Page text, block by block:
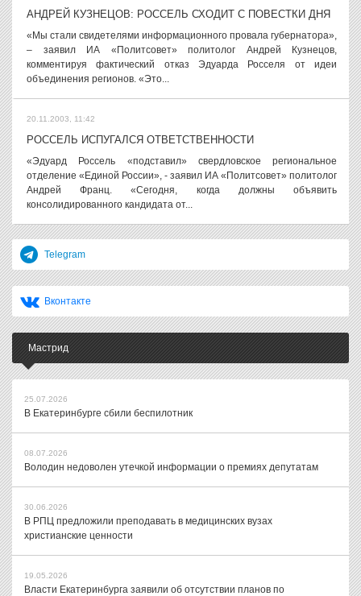
АНДРЕЙ КУЗНЕЦОВ: РОССЕЛЬ СХОДИТ С ПОВЕСТКИ ДНЯ
«Мы стали свидетелями информационного провала губернатора»,
– заявил ИА «Политсовет» политолог Андрей Кузнецов,
комментируя фактический отказ Эдуарда Росселя от идеи
объединения регионов. «Это...
20.11.2003, 11:42
РОССЕЛЬ ИСПУГАЛСЯ ОТВЕТСТВЕННОСТИ
«Эдуард Россель «подставил» свердловское региональное
отделение «Единой России», - заявил ИА «Политсовет» политолог
Андрей Франц. «Сегодня, когда должны объявить
консолидированного кандидата от...
Telegram
Вконтакте
Мастрид
25.07.2026
В Екатеринбурге сбили беспилотник
08.07.2026
Володин недоволен утечкой информации о премиях депутатам
30.06.2026
В РПЦ предложили преподавать в медицинских вузах
христианские ценности
19.05.2026
Власти Екатеринбурга заявили об отсутствии планов по